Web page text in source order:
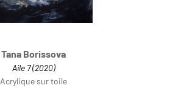
Tana Borissova
Aile 7 (2020)
Acrylique sur toile